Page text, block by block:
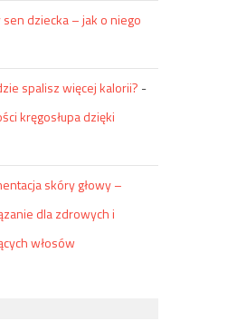
dziecka – jak o niego
spalisz więcej kalorii? -
kręgosłupa dzięki
skóry głowy –
dla zdrowych i
włosów